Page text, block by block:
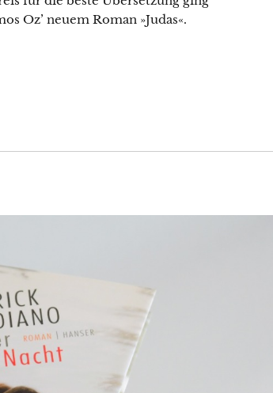
Oz’ neuem Roman »Judas«.